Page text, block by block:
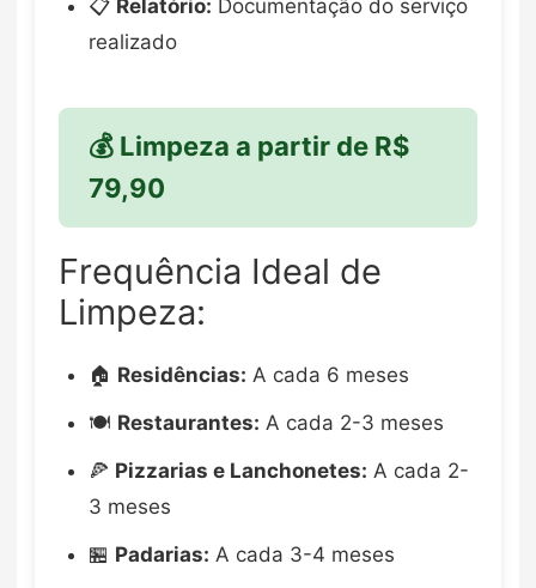
📋 Relatório: Documentação do serviço
realizado
💰 Limpeza a partir de R$
79,90
Frequência Ideal de
Limpeza:
🏠 Residências: A cada 6 meses
🍽️ Restaurantes: A cada 2-3 meses
🍕 Pizzarias e Lanchonetes: A cada 2-
3 meses
🏪 Padarias: A cada 3-4 meses